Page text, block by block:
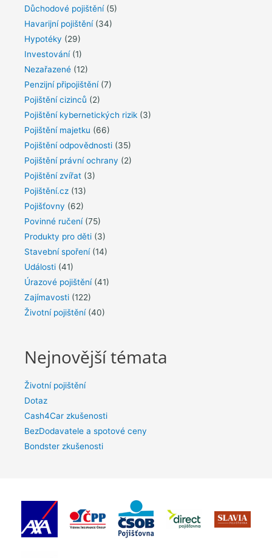
Důchodové pojištění(5)
Havarijní pojištění(34)
Hypotéky (29)
Investování(1)
Nezařazené (12)
Penzijní připojištění(7)
Pojištění cizinců (2)
Pojištění kybernetických rizik (3)
Pojištění majetku (66)
Pojištění odpovědnosti (35)
Pojištění právní ochrany (2)
Pojištění zvířat (3)
Pojištění.cz (13)
Pojišťovny (62)
Povinné ručení(75)
Produkty pro děti (3)
Stavební spoření(14)
Události (41)
Úrazové pojištění(41)
Zajímavosti (122)
Životní pojištění(40)
Nejnovější témata
Životní pojištění
Dotaz
Cash4Car zkušenosti
BezDodavatele a spotové ceny
Bondster zkušenosti